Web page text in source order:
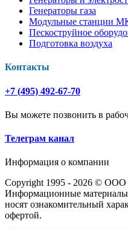
Генераторы газа
Модульные станции
Пескоструйное
Подготовка воздуха
Контакты
+7 (495) 492-67-70
Вы можете позвонить в
Телеграм канал
Информация о компании
Copyright 1995 - 2026 © ООО
Информационные
носят ознакомительный
офертой.